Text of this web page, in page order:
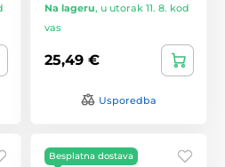
Na lageru, u utorak 11. 8. kod
vas
25,49 €
Usporedba
Besplatna dostava